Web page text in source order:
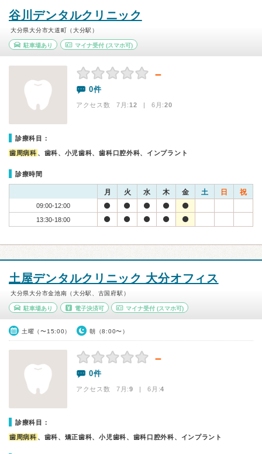
谷川デンタルクリニック
大分県大分市大道町（大分駅）
駐車場あり マイナ受付(スマホ可)
－
0件
アクセス数 7月:12 | 6月:20
診療科目：
歯周病科 、歯科、小児歯科、歯科口腔外科、インプラント
診療時間
月 火 水 木 金 土 日 祝
09:00-12:00
13:30-18:00
土屋デンタルクリニック 大分オフィス
大分県大分市金池南（大分駅、古国府駅）
駐車場あり 電子決済可 マイナ受付 (スマホ可)
土曜（〜15:00） 朝（8:00〜）
－
0件
アクセス数 7月:9 | 6月:4
診療科目：
歯周病科 、歯科、矯正歯科、小児歯科、歯科口腔外科、インプラント